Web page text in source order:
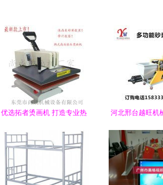
优选拓者烫画机 打造专业热
煌业绩
河北邢台越旺机
办公设